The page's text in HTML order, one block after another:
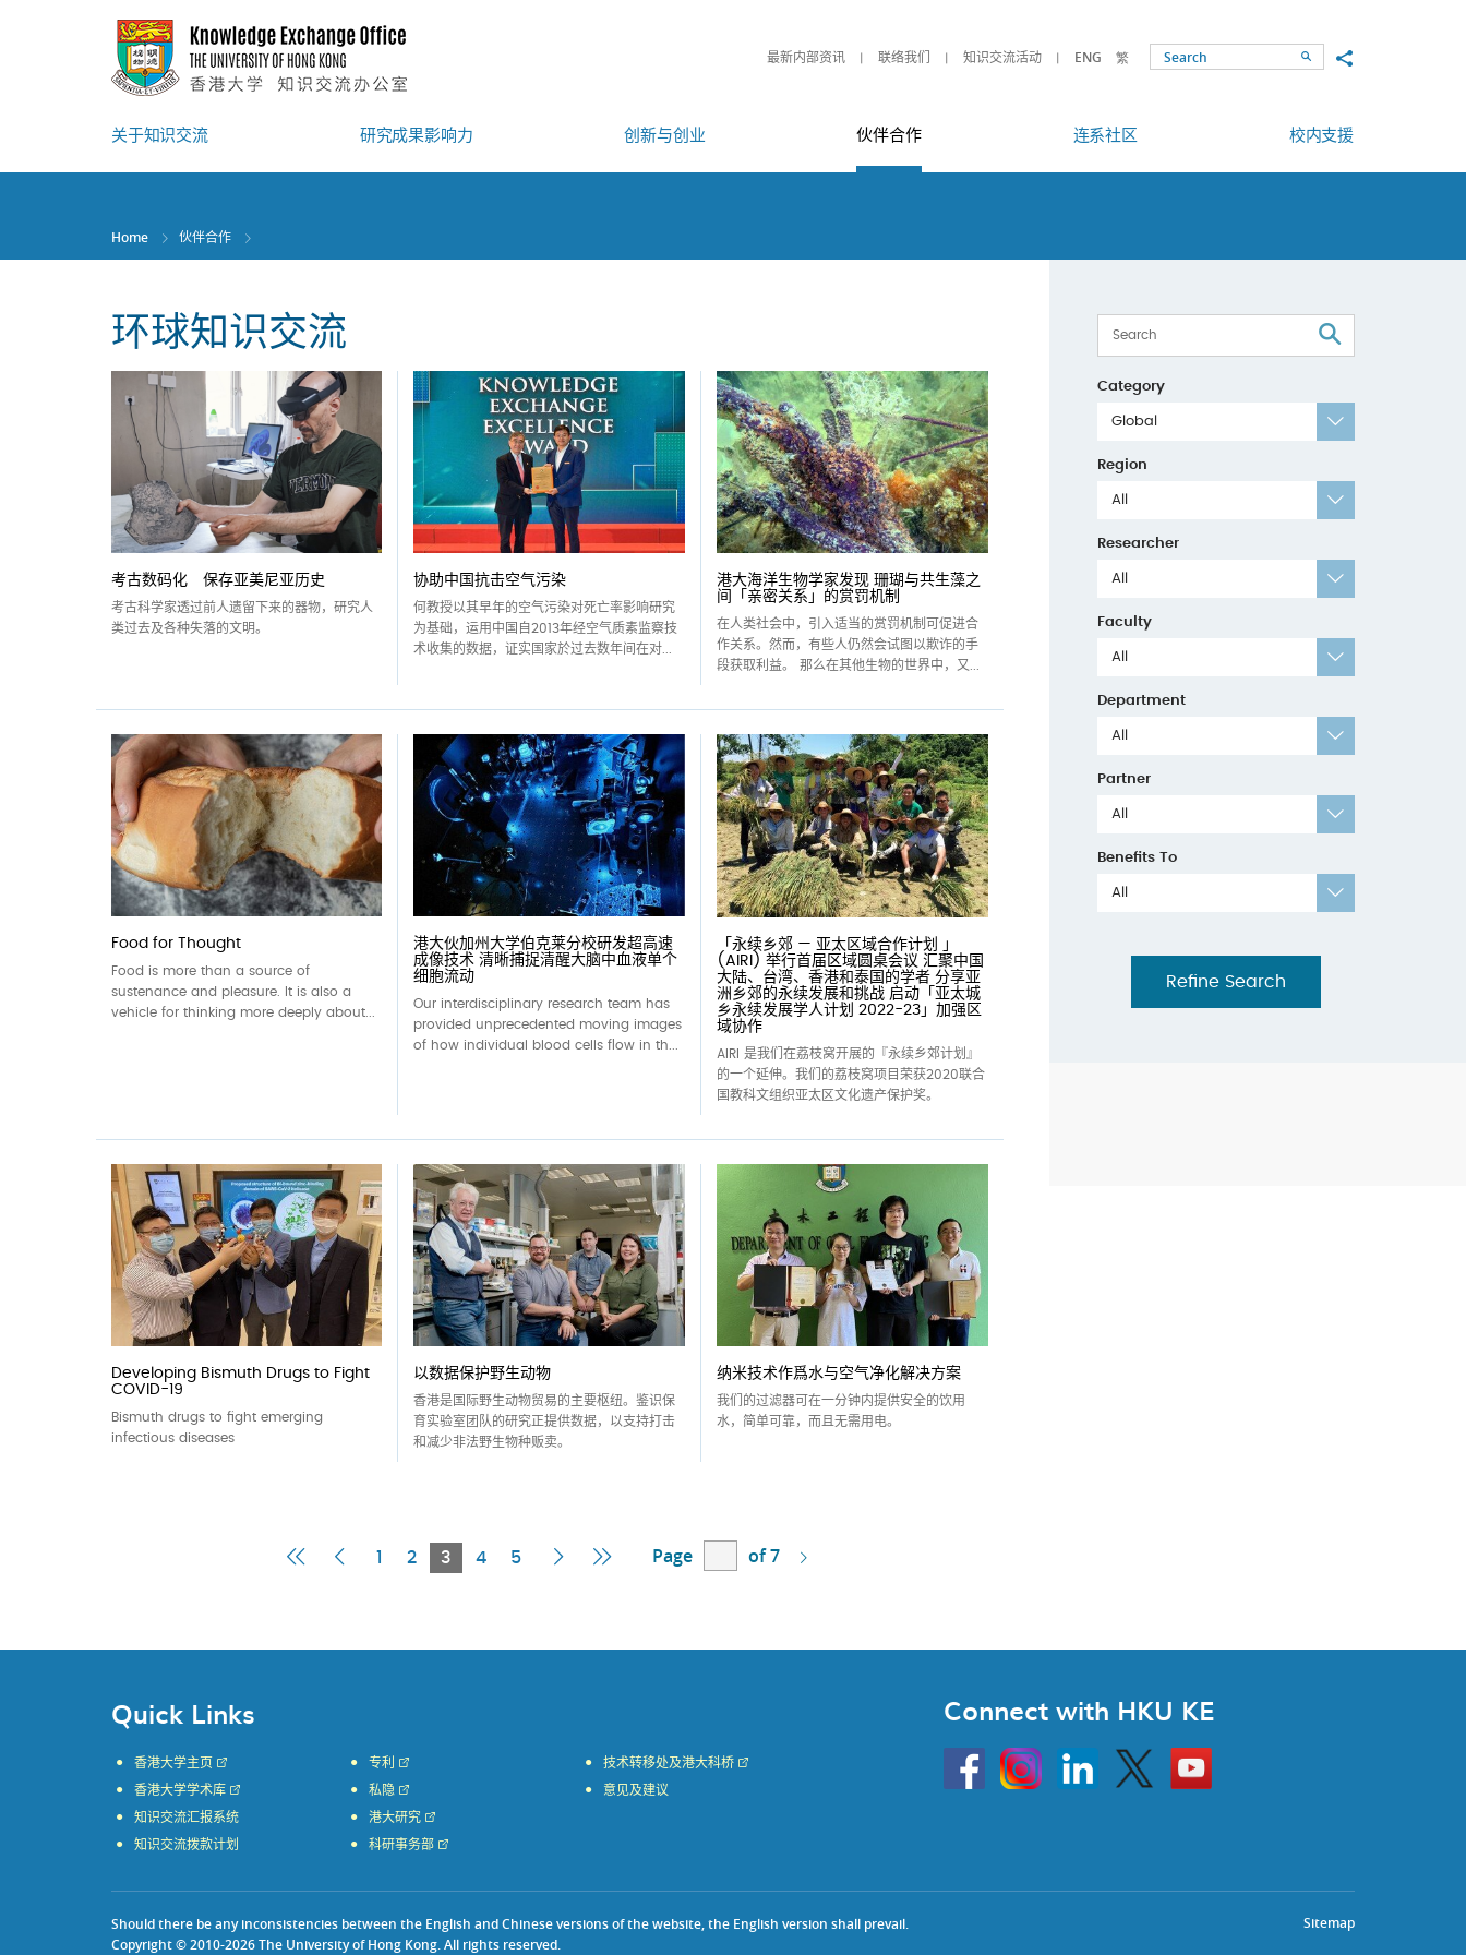
最新内部资讯 联络我们 知识交流活动 ENG 繁 SearchShare to
关于知识交流 研究成果影响力 创新与创业 伙伴合作 连系社区 校内支援
Home 伙伴合作
环球知识交流
考古数码化 保存亚美尼亚历史
考古科学家透过前人遗留下来的器物，研究人
类过去及各种失落的文明。
协助中国抗击空气污染
何教授以其早年的空气污染对死亡率影响研究
为基础，运用中国自2013年经空气质素监察技
术收集的数据，证实国家於过去数年间在对...
港大海洋生物学家发现 珊瑚与共生藻之
间「亲密关系」的赏罚机制
在人类社会中，引入适当的赏罚机制可促进合
作关系。然而，有些人仍然会试图以欺诈的手
段获取利益。 那么在其他生物的世界中，又...
Food for Thought
Food is more than a source of
sustenance and pleasure. It is also a
vehicle for thinking more deeply about...
港大伙加州大学伯克莱分校研发超高速
成像技术 清晰捕捉清醒大脑中血液单个
细胞流动
Our interdisciplinary research team has
provided unprecedented moving images
of how individual blood cells flow in th...
「永续乡郊 — 亚太区域合作计划 」
(AIRI) 举行首届区域圆桌会议 汇聚中国
大陆、台湾、香港和泰国的学者 分享亚
洲乡郊的永续发展和挑战 启动「亚太城
乡永续发展学人计划 2022-23」加强区
域协作
AIRI 是我们在荔枝窝开展的『永续乡郊计划』
的一个延伸。我们的荔枝窝项目荣获2020联合
国教科文组织亚太区文化遗产保护奖。
Developing Bismuth Drugs to Fight
COVID-19
Bismuth drugs to fight emerging
infectious diseases
以数据保护野生动物
香港是国际野生动物贸易的主要枢纽。鉴识保
育实验室团队的研究正提供数据，以支持打击
和减少非法野生物种贩卖。
纳米技术作爲水与空气净化解决方案
我们的过滤器可在一分钟内提供安全的饮用
水，简单可靠，而且无需用电。
FirstPrevious
1 2 3Current
4 5
Next Last
Page of 7
Category
Global
Region
All
Researcher
All
Faculty
All
Department
All
Partner
All
Benefits To
All
Refine Search
Quick Links
香港大学主页
香港大学学术库
知识交流汇报系统
知识交流拨款计划
专利
私隐
港大研究
科研事务部
技术转移处及港大科桥
意见及建议
Connect with HKU KE
HKU
InstagramLinkedin Twitter
Go
to
HKU
Sitemap
Should there be any inconsistencies between the English and Chinese versions of the website, the English version shall prevail.
Copyright © 2010-2026 The University of Hong Kong. All rights reserved.